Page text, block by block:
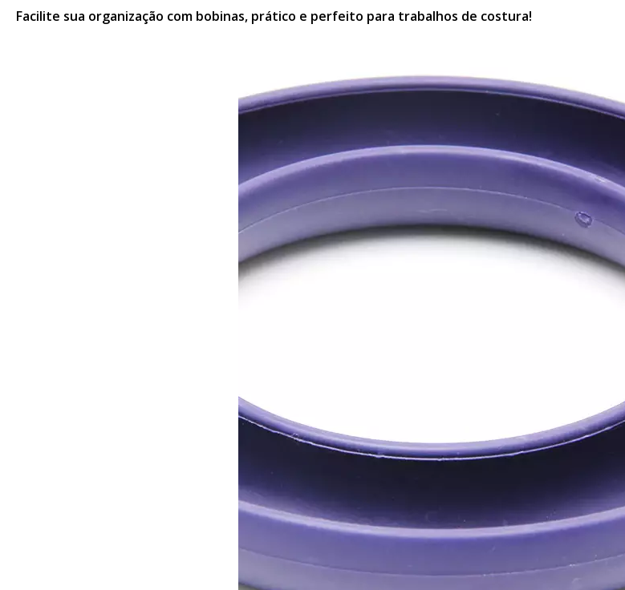
Facilite sua organização com bobinas, prático e perfeito para trabalhos de costura!